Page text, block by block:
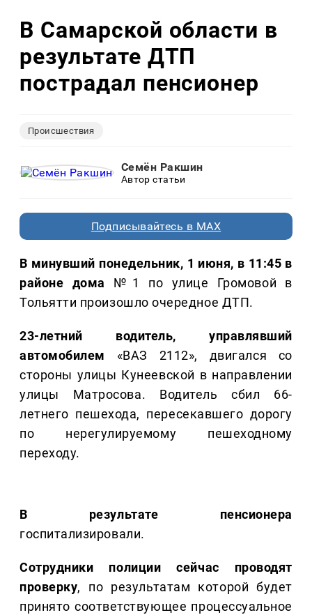
В Самарской области в
результате ДТП
пострадал пенсионер
Происшествия
Семён Ракшин
Автор статьи
Подписывайтесь в MAX
В минувший понедельник, 1 июня, в 11:45 в
районе дома №1 по улице Громовой в
Тольятти произошло очередное ДТП.
23-летний водитель, управлявший
автомобилем «ВАЗ 2112», двигался со
стороны улицы Кунеевской в направлении
улицы Матросова. Водитель сбил 66-
летнего пешехода, пересекавшего дорогу
по нерегулируемому пешеходному
переходу.
В результате пенсионера
госпитализировали.
Сотрудники полиции сейчас проводят
проверку, по результатам которой будет
принято соответствующее процессуальное